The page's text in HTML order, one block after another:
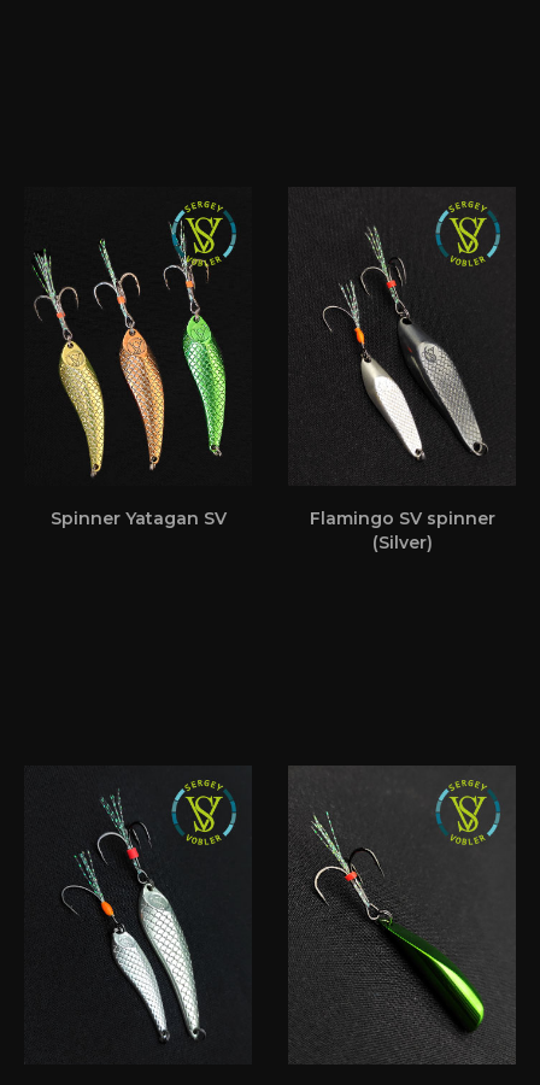
Spinner Yatagan SV
Flamingo SV spinner
(Silver)